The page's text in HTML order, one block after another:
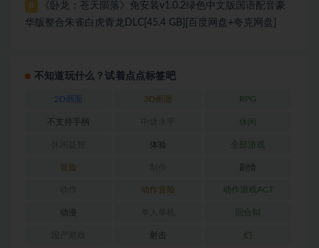
8
《卧龙：苍天陨落》免安装v1.0.2绿色中文版国语配音豪
华版整合朱雀白虎青龙DLC[45.4 GB][百度网盘+夸克网盘]
不知道玩什么？试着点点标签吧
2D画面 3D画面 RPG
不支持手柄 休闲
体验 全部游戏
冒险 剧情
动作冒险 动作游戏ACT
动漫 回合制
射击 幻